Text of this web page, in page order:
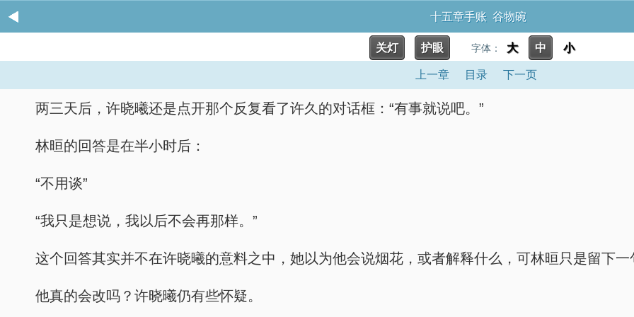
十五章手账 谷物碗
关灯 护眼 字体： 大 中 小
上一章 目录 下一页
两三天后，许晓曦还是点开那个反复看了许久的对话框：“有事就说吧。”
林晅的回答是在半小时后：
“不用谈”
“我只是想说，我以后不会再那样。”
这个回答其实并不在许晓曦的意料之中，她以为他会说烟花，或者解释什么，可林晅只是留下一
他真的会改吗？许晓曦仍有些怀疑。